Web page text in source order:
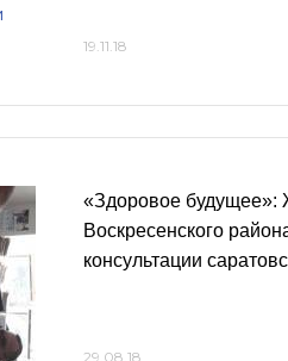
19.11.18
«Здоровое будущее»:
Воскресенского
консультации
29.08.18